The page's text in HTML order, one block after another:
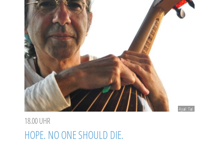
Ayal Tal
18.00 UHR
HOPE. NO ONE SHOULD DIE.